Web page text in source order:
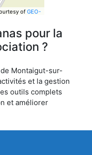
of GEO-
pour la
?
Montaigut-sur-
et la gestion
outils complets
et améliorer